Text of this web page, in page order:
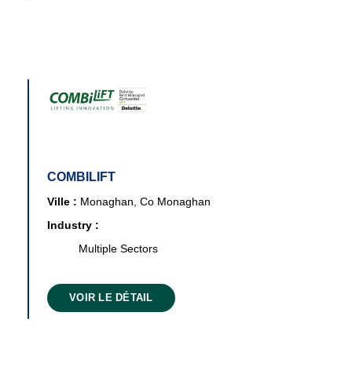
COMBILIFT
Ville : Monaghan, Co Monaghan
Industry :
Multiple Sectors
VOIR LE DÉTAIL